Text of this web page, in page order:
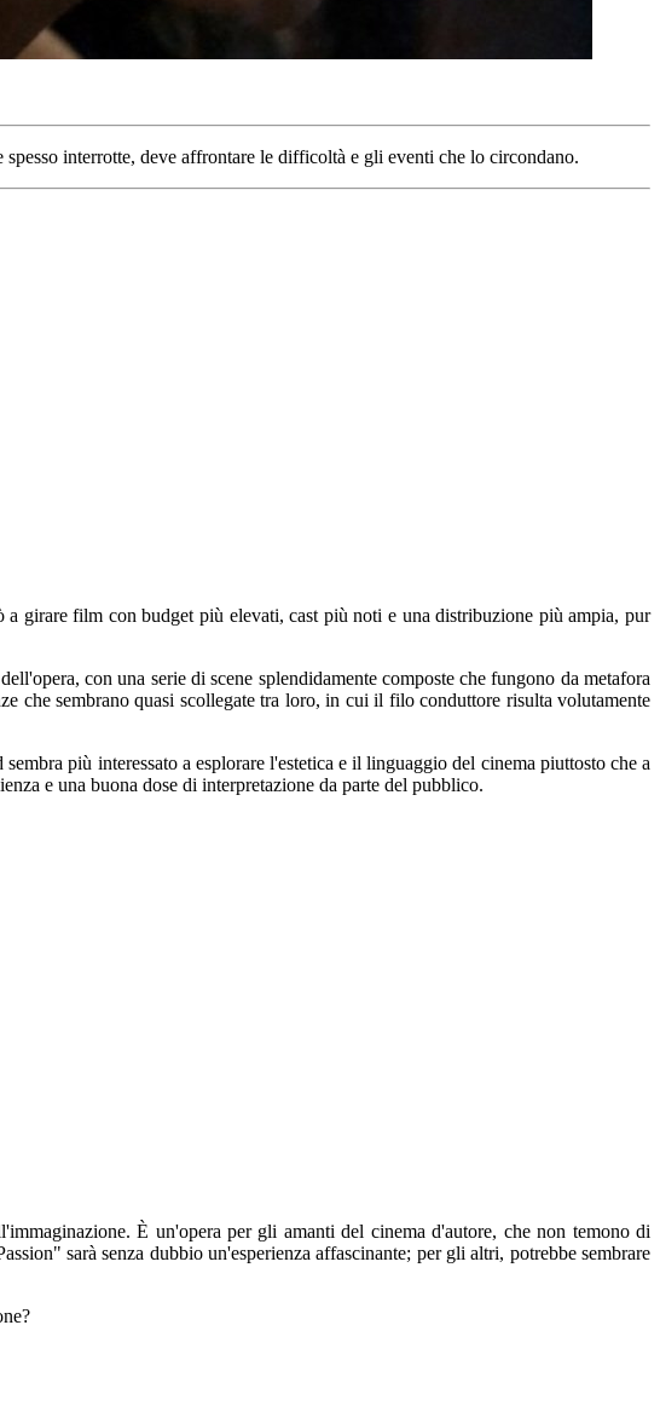
interrotte, deve affrontare le difficoltà e gli eventi che lo circondano.
girare film con budget più elevati, cast più noti e una distribuzione più ampia, pur
con una serie di scene splendidamente composte che fungono da metafora
che sembrano quasi scollegate tra loro, in cui il filo conduttore risulta volutamente
più interessato a esplorare l'estetica e il linguaggio del cinema piuttosto che a
e una buona dose di interpretazione da parte del pubblico.
È un'opera per gli amanti del cinema d'autore, che non temono di
sarà senza dubbio un'esperienza affascinante; per gli altri, potrebbe sembrare